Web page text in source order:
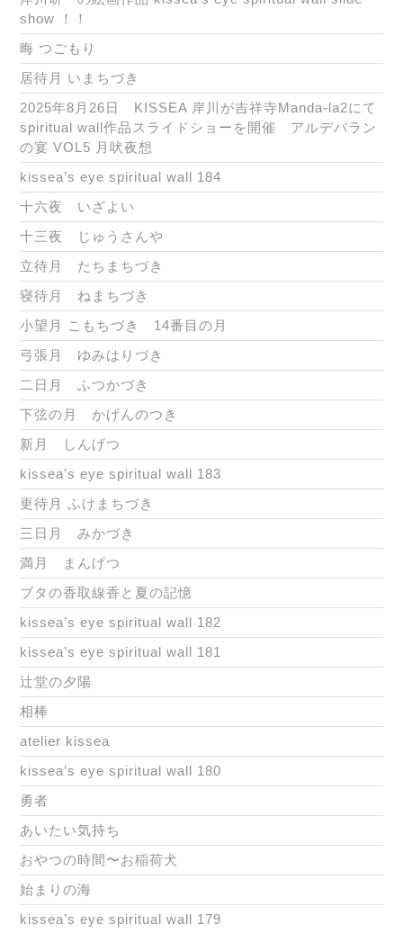
show ！！
晦 つごもり
居待月 いまちづき
2025年8月26日 KISSEA 岸川が吉祥寺Manda-la2にて
spiritual wall作品スライドショーを開催 アルデバラン
の宴 VOL5 月吠夜想
kissea’s eye spiritual wall 184
十六夜 いざよい
十三夜 じゅうさんや
立待月 たちまちづき
寝待月 ねまちづき
小望月 こもちづき 14番目の月
弓張月 ゆみはりづき
二日月 ふつかづき
下弦の月 かげんのつき
新月 しんげつ
kissea’s eye spiritual wall 183
更待月 ふけまちづき
三日月 みかづき
満月 まんげつ
ブタの香取線香と夏の記憶
kissea’s eye spiritual wall 182
kissea’s eye spiritual wall 181
辻堂の夕陽
相棒
atelier kissea
kissea’s eye spiritual wall 180
勇者
あいたい気持ち
おやつの時間〜お稲荷犬
始まりの海
kissea’s eye spiritual wall 179